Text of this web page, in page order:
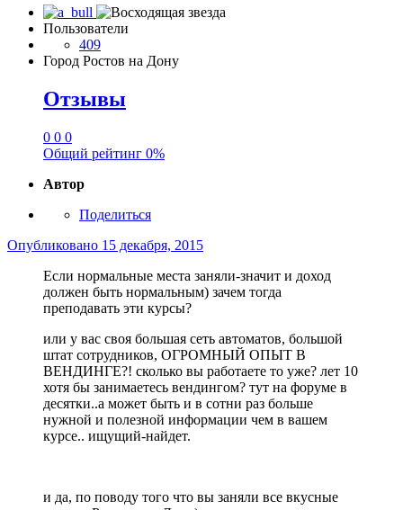
Пользователи
409
Город Ростов на Дону
Отзывы
0 0 0
Общий рейтинг 0%
Автор
Поделиться
Опубликовано 15 декабря, 2015
Если нормальные места заняли-значит и доход
должен быть нормальным) зачем тогда
преподавать эти курсы?
или у вас своя большая сеть автоматов, большой
штат сотрудников, ОГРОМНЫЙ ОПЫТ В
ВЕНДИНГЕ?! сколько вы работаете то уже? лет 10
хотя бы занимаетесь вендингом? тут на форуме в
десятки..а может быть и в сотни раз больше
нужной и полезной информации чем в вашем
курсе.. ищущий-найдет.
и да, по поводу того что вы заняли все вкусные